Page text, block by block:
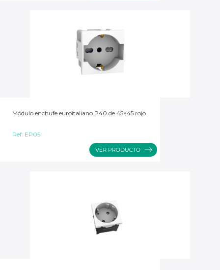
Módulo enchufe euroitaliano P40 de 45×45 rojo
Ref: EP05